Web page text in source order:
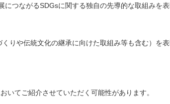
つながるSDGsに関する独自の先導的な取組みを表
りや伝統文化の継承に向けた取組み等も含む）を表
てご紹介させていただく可能性があります。